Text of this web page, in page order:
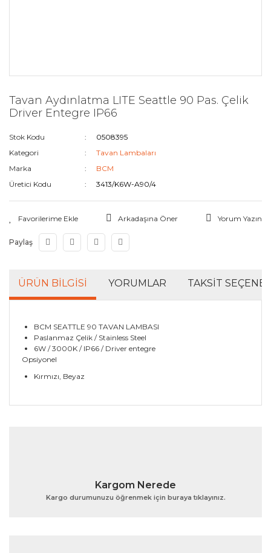
Tavan Aydınlatma LITE Seattle 90 Pas. Çelik
Driver Entegre IP66
Stok Kodu
0508395
Kategori
Tavan Lambaları
Marka
BCM
Üretici Kodu
3413/K6W-A90/4
Arkadaşına Öner Yorum Yazın
Paylaş
ÜRÜN BILGISI YORUMLAR TAKSIT
BCM SEATTLE 90 TAVAN LAMBASI
Paslanmaz Çelik / Stainless Steel
6W / 3000K / IP66 / Driver entegre
Opsiyonel
Kırmızı, Beyaz
Bu ürünün fiyat bilgisi, resim, ürün açıklamalarında ve
Ürün açıklamasında eksik bilgiler bulunuyor.
Kargom Nerede
Kargo durumunuzu öğrenmek için buraya tıklayınız.